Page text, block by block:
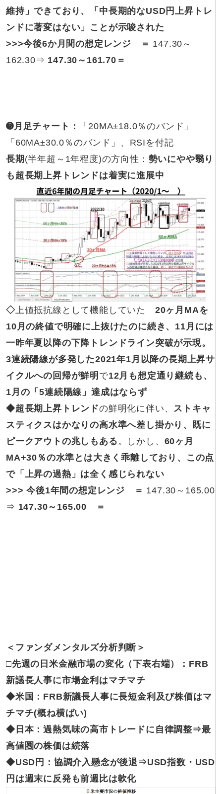
維持」できており、「中長期的なUSD円上昇トレ
ンドに著変はない」ことが示唆された
>>>今後6か月間の想定レンジ ＝ 147.30～
162.30⇒ 147.30～161.70 ＝
➌月足チャート ：
「20MA±18.0％のバンド」
「60MA±30.0％のバンド」、RSIを付記
長期 (半年超～1年程度)の方向性： 勢いにやや翳り
も超長期上昇トレンドは着実に進展中
◇ 上値抵抗線として機能していた 20ヶ月MAを
10月の終値で明確に上抜けたのに続き、11月には
一昨年夏以降の下降トレンドライン突破が示現。
3連続陽線が多発した2021年1月以降の長期上昇サ
イクルへの回帰が鮮明 で12月も想定通り継続も、
1月の「5連続陽線」達成はならず
◆超長期上昇トレンドの鮮明化に伴い、 ストキャ
スティクスはかなりの高水準へ差し掛かり、既に
ピークアウトの兆しもある 。しかし、 60ヶ月
MA+30％の水準とは大きく乖離しており、この点
で「上昇の過熱」は全く感じられない
>>>今後1年間の想定レンジ ＝ 147.30～165.00
⇒ 147.30～165.00 ＝
＜ファンダメンタルズ分析判断＞
□先週の 日米金融市場の変化（下表右端）：FRB
新議長人事に市場金利はマチマチ
◆米国： FRB新議長人事に長短金利及び株価はマ
チマチ(概ね横ばい)
◆日本：過熱気味の高市トレードに自律調整⇒最
高値圏の株価は続落
◆USD円： 協調介入懸念が後退⇒USD指数・USD
円は週末に反発も前週比は軟化